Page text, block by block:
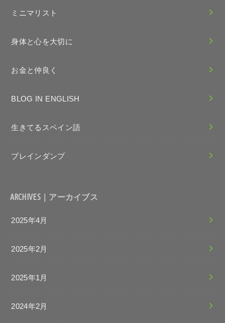
ミニマリスト
身体と心を大切に
お金と仲良く
BLOG IN ENGLISH
生きてるスペイン語
ブレインダンプ
ARCHIVES｜アーカイブス
2025年4月
2025年2月
2025年1月
2024年2月